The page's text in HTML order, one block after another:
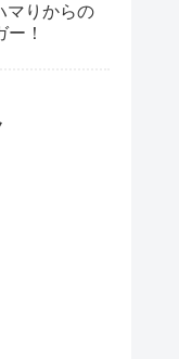
マりからの
！